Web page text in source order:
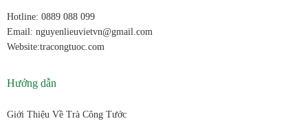
Hotline: 0889 088 099
Email: nguyenlieuvietvn@gmail.com
Website:tracongtuoc.com
Hướng dẫn
Giới Thiệu Về Trà Công Tước